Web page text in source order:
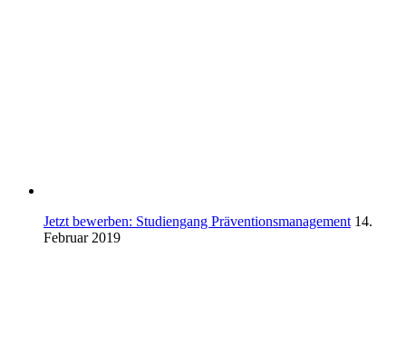
Jetzt bewerben: Studiengang Präventionsmanagement 14.
Februar 2019